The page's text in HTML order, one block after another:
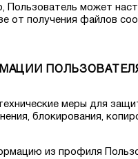
может
от получения файлов
меры для
блокирования,
из профиля